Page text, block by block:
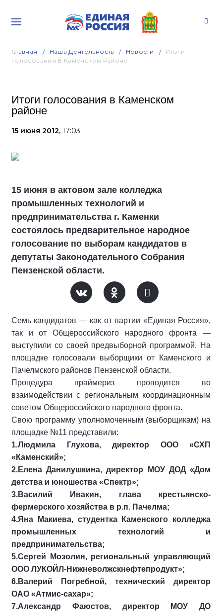
Главная Наша Деятельность Новости
Итоги
Голосования В Каменском Районе
Итоги голосования в Каменском
районе
15 июня 2012, 17:03
15 июня в актовом зале колледжа
промышленных технологий и
предпринимательства г. Каменки
состоялось предварительное народное
голосование по выборам кандидатов в
депутаты Законодательного Собрания
Пензенской области.
Семь кандидатов — как от партии «Единая Россия»,
так и от Общероссийского народного фронта —
выступили со своей предвыборной программой. На
площадке голосовали выборщики от Каменского и
Пачелмского районов Пензенской области.
Процедура праймериз проводится во
взаимодействии с региональным координационным
советом Общероссийского народного фронта.
Свою программу уполномоченным (выборщикам) на
площадке №11 представили:
1.Людмила Глухова, директор ООО «СХП
«Каменский»;
2.Елена Данилушкина, директор МОУ ДОД «Дом
детства и юношества «Спектр»;
3.Василий Ивакин, глава крестьянско-
фермерского хозяйства в р.п. Пачелма;
4.Яна Макиева, студентка Каменского колледжа
промышленных технологий и
предпринимательства;
5.Сергей Мозолин, региональный управляющий
ООО ЛУКОЙЛ-Нижневолжскнефтепродукт»;
6.Валерий Погребной, технический директор
ОАО «Атмис-сахар»;
7.Александр Фаюстов, директор МОУ ДО